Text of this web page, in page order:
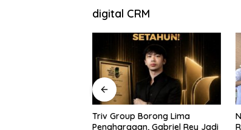
digital CRM
Nasim Khan Turun Tangan
Redam Polemik Holding PTPN